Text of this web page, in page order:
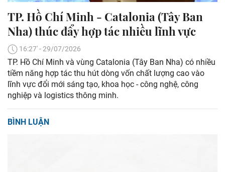
TP. Hồ Chí Minh - Catalonia (Tây Ban
Nha) thúc đẩy hợp tác nhiều lĩnh vực
16:27' - 29/07/2026
TP. Hồ Chí Minh và vùng Catalonia (Tây Ban Nha) có nhiều
tiềm năng hợp tác thu hút dòng vốn chất lượng cao vào
lĩnh vực đổi mới sáng tạo, khoa học - công nghệ, công
nghiệp và logistics thông minh.
BÌNH LUẬN